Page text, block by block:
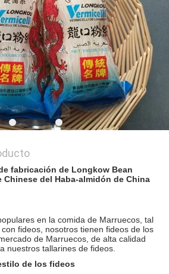
fabricación de Longkow Bean
Chinese del Haba-almidón de China
en la comida de Marruecos, tal
fideos, nosotros tienen fideos de los
de Marruecos, de alta calidad
nuestros tallarines de fideos.
de los fideos